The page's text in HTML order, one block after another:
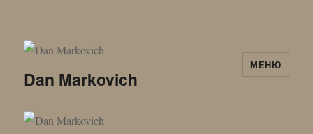
Dan Markovich
МЕНЮ